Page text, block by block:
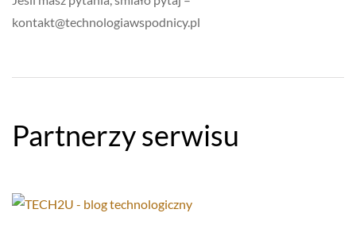
kontakt@technologiawspodnicy.pl
Partnerzy serwisu